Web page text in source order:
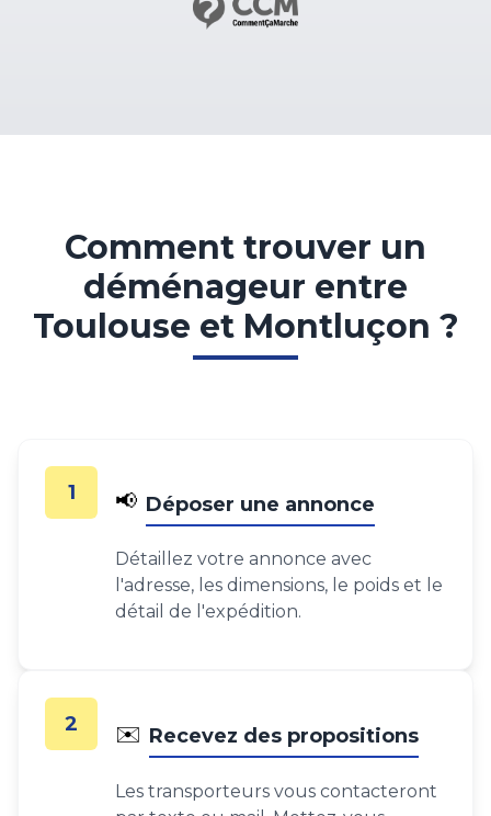
Comment trouver un
déménageur entre
Toulouse et Montluçon ?
1 📢 Déposer une annonce
Détaillez votre annonce avec
l'adresse, les dimensions, le poids et le
détail de l'expédition.
2 ✉️ Recevez des propositions
Les transporteurs vous contacteront